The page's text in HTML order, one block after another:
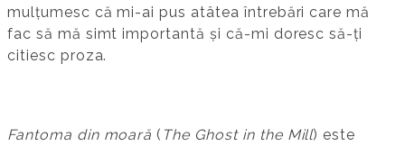
mulțumesc că mi-ai pus atâtea întrebări care mă
fac să mă simt importantă și că-mi doresc să-ți
citiesc proza.
Fantoma din moară ( The Ghost in the Mill) este